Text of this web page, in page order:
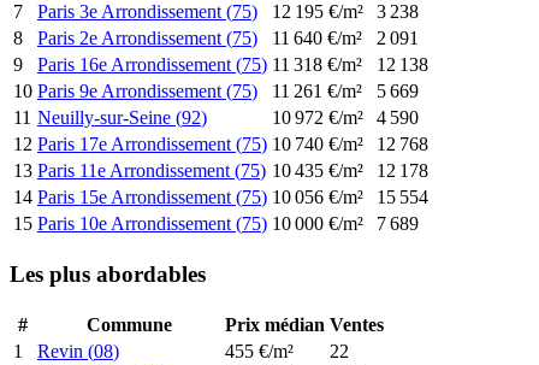
7
Paris 3e Arrondissement (75) 12 195 €/m²
3 238
8
Paris 2e Arrondissement (75) 11 640 €/m²
2 091
9
Paris 16e Arrondissement (75) 11 318 €/m²
12 138
10 Paris 9e Arrondissement (75) 11 261 €/m²
5 669
11 Neuilly-sur-Seine (92) 10 972 €/m²
4 590
12 Paris 17e Arrondissement (75) 10 740 €/m²
12 768
13 Paris 11e Arrondissement (75) 10 435 €/m²
12 178
14 Paris 15e Arrondissement (75) 10 056 €/m²
15 554
15 Paris 10e Arrondissement (75) 10 000 €/m² 7 689
Les plus abordables
# Commune Prix médian Ventes
1
Revin (08) 455 €/m²
22